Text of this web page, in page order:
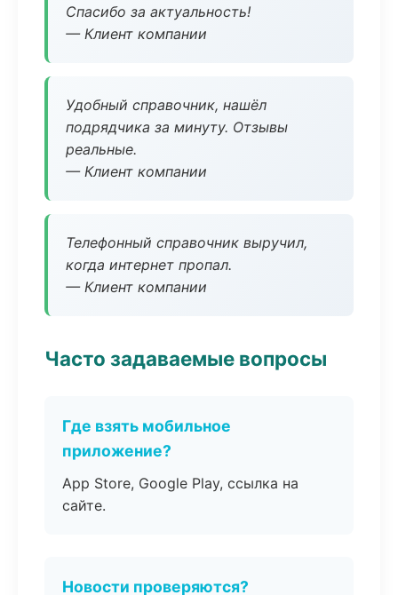
Спасибо за актуальность!
— Клиент компании
Удобный справочник, нашёл
подрядчика за минуту. Отзывы
реальные.
— Клиент компании
Телефонный справочник выручил,
когда интернет пропал.
— Клиент компании
Часто задаваемые вопросы
Где взять мобильное
приложение?
App Store, Google Play, ссылка на
сайте.
Новости проверяются?